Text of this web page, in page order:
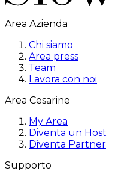
Area Azienda
Chi siamo
Area press
Team
Lavora con noi
Area Cesarine
My Area
Diventa un Host
Diventa Partner
Supporto